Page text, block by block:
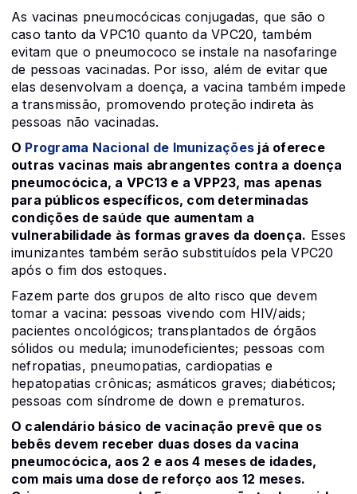
As vacinas pneumocócicas conjugadas, que são o
caso tanto da VPC10 quanto da VPC20, também
evitam que o pneumococo se instale na nasofaringe
de pessoas vacinadas. Por isso, além de evitar que
elas desenvolvam a doença, a vacina também impede
a transmissão, promovendo proteção indireta às
pessoas não vacinadas.
O Programa Nacional de Imunizações já oferece
outras vacinas mais abrangentes contra a doença
pneumocócica, a VPC13 e a VPP23, mas apenas
para públicos específicos, com determinadas
condições de saúde que aumentam a
vulnerabilidade às formas graves da doença. Esses
imunizantes também serão substituídos pela VPC20
após o fim dos estoques.
Fazem parte dos grupos de alto risco que devem
tomar a vacina: pessoas vivendo com HIV/aids;
pacientes oncológicos; transplantados de órgãos
sólidos ou medula; imunodeficientes; pessoas com
nefropatias, pneumopatias, cardiopatias e
hepatopatias crônicas; asmáticos graves; diabéticos;
pessoas com síndrome de down e prematuros.
O calendário básico de vacinação prevê que os
bebês devem receber duas doses da vacina
pneumocócica, aos 2 e aos 4 meses de idades,
com mais uma dose de reforço aos 12 meses.